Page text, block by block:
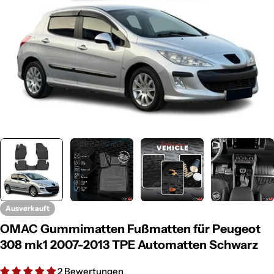
Ausverkauft
OMAC Gummimatten Fußmatten für Peugeot
308 mk1 2007-2013 TPE Automatten Schwarz
2 Bewertungen